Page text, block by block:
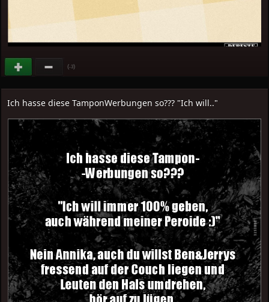
(-3)
Ich hasse diese TamponWerbungen so??? "Ich will.."